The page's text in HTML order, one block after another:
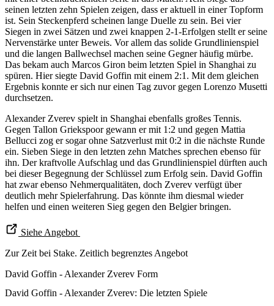
seinen letzten zehn Spielen zeigen, dass er aktuell in einer Topform
ist. Sein Steckenpferd scheinen lange Duelle zu sein. Bei vier
Siegen in zwei Sätzen und zwei knappen 2-1-Erfolgen stellt er seine
Nervenstärke unter Beweis. Vor allem das solide Grundlinienspiel
und die langen Ballwechsel machen seine Gegner häufig mürbe.
Das bekam auch Marcos Giron beim letzten Spiel in Shanghai zu
spüren. Hier siegte David Goffin mit einem 2:1. Mit dem gleichen
Ergebnis konnte er sich nur einen Tag zuvor gegen Lorenzo Musetti
durchsetzen.
Alexander Zverev spielt in Shanghai ebenfalls großes Tennis.
Gegen Tallon Griekspoor gewann er mit 1:2 und gegen Mattia
Bellucci zog er sogar ohne Satzverlust mit 0:2 in die nächste Runde
ein. Sieben Siege in den letzten zehn Matches sprechen ebenso für
ihn. Der kraftvolle Aufschlag und das Grundlinienspiel dürften auch
bei dieser Begegnung der Schlüssel zum Erfolg sein. David Goffin
hat zwar ebenso Nehmerqualitäten, doch Zverev verfügt über
deutlich mehr Spielerfahrung. Das könnte ihm diesmal wieder
helfen und einen weiteren Sieg gegen den Belgier bringen.
Siehe Angebot
Zur Zeit bei Stake. Zeitlich begrenztes Angebot
David Goffin - Alexander Zverev Form
David Goffin - Alexander Zverev: Die letzten Spiele